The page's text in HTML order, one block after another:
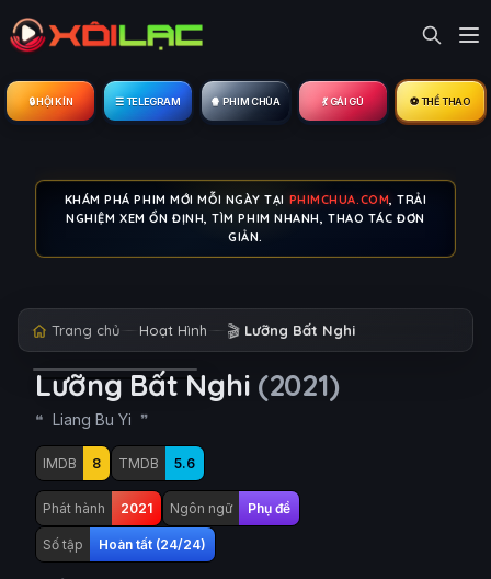
🔒︎ HỘI KÍN ☰ TELEGRAM 🍿 PHIM CHÙA 💃 GÁI GÚ ⚽ THỂ THAO
KHÁM PHÁ PHIM MỚI MỖI NGÀY TẠI PHIMCHUA.COM, TRẢI
NGHIỆM XEM ỔN ĐỊNH, TÌM PHIM NHANH, THAO TÁC ĐƠN
GIẢN.
Trang chủ Hoạt Hình 🎬 Lưỡng Bất Nghi
Lưỡng Bất Nghi (2021)
Liang Bu Yi
IMDB 8 TMDB 5.6
Phát hành 2021 Ngôn ngữ Phụ đề
Số tập Hoàn tất (24/24)